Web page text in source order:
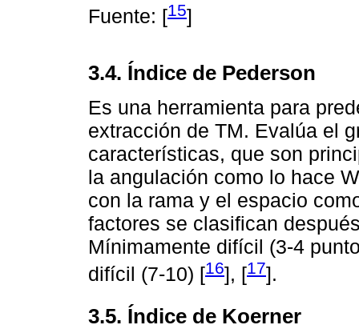
Fuente: [15]
3.4. Índice de Pederson
Es una herramienta para
extracción de TM. Evalúa el
características, que son
la angulación como lo hace
con la rama y el espacio
factores se clasifican
Mínimamente difícil (3-4
difícil (7-10) [16], [17].
3.5. Índice de Koerner